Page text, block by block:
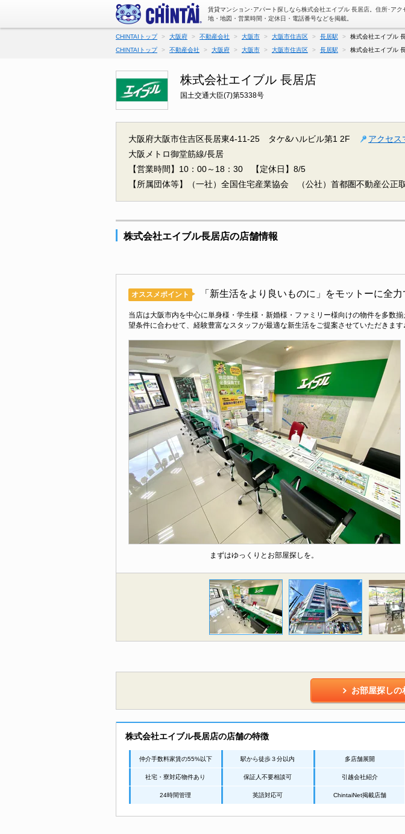
賃貸マンション･アパート探しなら株式会社エイブル 長居店。住所･アク
地・地図・営業時間・定休日・電話番号などを掲載。
CHINTAIトップ 大阪府 不動産会社 大阪市 大阪市住吉区 長居駅
株式会社エイブル
CHINTAIトップ
不動産会社 大阪府 大阪市 大阪市住吉区 長居駅 株式会社エイブル
株式会社エイブル 長居店
国土交通大臣(7)第5338号
大阪府大阪市住吉区長居東4-11-25 タケ&ハルビル第1 2F
アクセス
大阪メトロ御堂筋線/長居
【営業時間】10：00～18：30
【定休日】8/5
【所属団体等】（一社）全国住宅産業協会 （公社）首都圏不動産公正
株式会社エイブル長居店の店舗情報
オススメポイント 「新生活をより良いものに」をモットーに全力
当店は大阪市内を中心に単身様・学生様・新婚様・ファミリー様向けの物件を多数
望条件に合わせて、経験豊富なスタッフが最適な新生活をご提案させていただきま
まずはゆっくりとお部屋探しを。
お部屋探しの
株式会社エイブル長居店の店舗の特徴
仲介手数料家賃の55%以下 駅から徒歩３分以内 多店舗展開
社宅・寮対応物件あり 保証人不要相談可 引越会社紹介
24時間管理 英語対応可 ChintaiNet掲載店舗